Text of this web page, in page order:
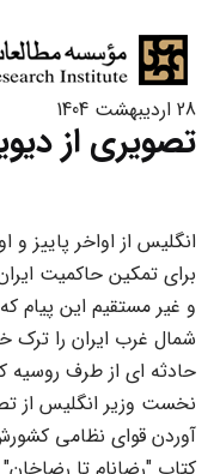
28 اردیبهشت 1404
تصویری از
برای تمکین حاکمیت
و غیر مستقیم این پیام
شمال غرب ایران را ترک
حادثه ای از طرف روسیه
نخست وزیر انگلیس از
آوردن قوای نظامی